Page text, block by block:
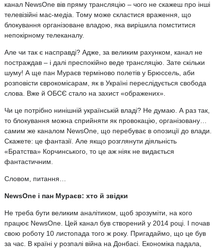
канал NewsOne вів пряму трансляцію – чого не скажеш про інші
телевізійні мас-медіа. Тому може скластися враження, що
блокування організоване владою, яка вирішила помститися
непокірному телеканалу.
Але чи так є насправді? Адже, за великим рахунком, канал не
постраждав – і далі преспокійно веде трансляцію. Зате скільки
шуму! А ще пан Мураєв терміново полетів у Брюссель, аби
розповісти єврокомісарам, як в Україні переслідується свобода
слова. Вже й ОБСЄ стало на захист «ображених».
Чи це потрібно нинішній українській владі? Не думаю. А раз так,
то блокування можна сприйняти як провокацію, організовану…
самим же каналом NewsOne, що перебуває в опозиції до влади.
Скажете: це фантазії. Але якщо розглянути діяльність
«Братства» Корчинського, то це аж ніяк не видається
фантастичним.
Словом, питання…
NewsOneі пан Мураєв: хто й звідки
Не треба бути великим аналітиком, щоб зрозуміти, на кого
працює NewsOne. Цей канал був створений у 2014 році. І почав
свою роботу 10 листопада того ж року. Пригадаймо, що це був
за час. В країні у розпалі війна на Донбасі. Економіка падала,